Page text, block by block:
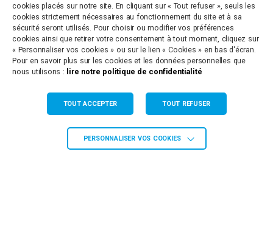
34230 PAULHAN
Tél. 04 67 66 67 66
Agence de Grabels
665 Ancien Chemin de Montpellier
34790 GRABELS
Agence de St Martin de Londres
34380 ST MARTIN DE LONDRES
cookies placés sur notre site. En cliquant sur « Tout refuser », seuls les
cookies strictement nécessaires au fonctionnement du site et à sa
sécurité seront utilisés. Pour choisir ou modifier vos préférences
cookies ainsi que retirer votre consentement à tout moment, cliquez sur
« Personnaliser vos cookies » ou sur le lien « Cookies » en bas d'écran.
Pour en savoir plus sur les cookies et les données personnelles que
nous utilisons : lire notre politique de confidentialité
TOUT ACCEPTER TOUT REFUSER
PERSONNALISER VOS COOKIES